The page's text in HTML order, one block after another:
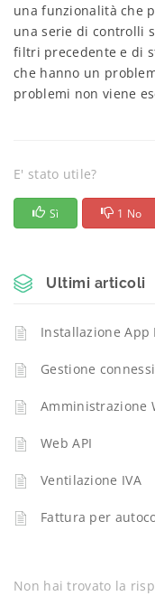
una funzionalità che
una serie di controlli
filtri precedente e di
che hanno un
problemi non viene
E' stato utile?
Sì 1 No
Ultimi articoli
Installazione App
Gestione
Amministrazione
Web API
Ventilazione IVA
Fattura per
Non hai trovato la